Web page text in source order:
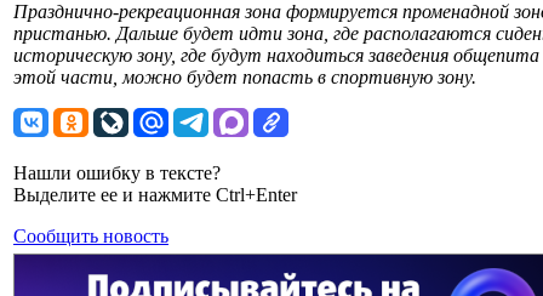
Празднично-рекреационная зона формируется променадной
пристанью. Дальше будет идти зона, где располагаются
историческую зону, где будут находиться заведения
этой части, можно будет попасть в спортивную зону.
Нашли ошибку в тексте?
Выделите ее и нажмите Ctrl+Enter
Сообщить новость